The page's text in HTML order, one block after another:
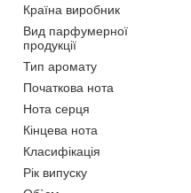
Країна виробник
Вид парфумерної
продукції
Тип аромату
Початкова нота
Нота серця
Кінцева нота
Класифікація
Рік випуску